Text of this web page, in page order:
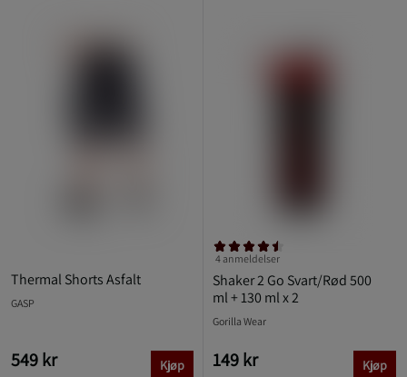
Thermal Shorts Asfalt
GASP
549 kr Kjøp
Shaker 2 Go Svart/Rød 500
ml + 130 ml x 2
4 anmeldelser
Gorilla Wear
149 kr Kjøp